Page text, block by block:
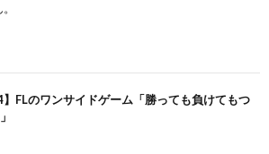
】FLのワンサイドゲーム「勝っても負けてもつ